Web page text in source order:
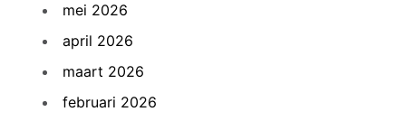
mei 2026
april 2026
maart 2026
februari 2026